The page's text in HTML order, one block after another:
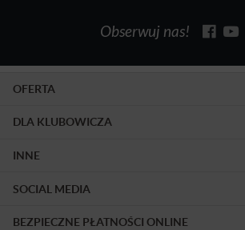
Obserwuj nas!
OFERTA
DLA KLUBOWICZA
INNE
SOCIAL MEDIA
BEZPIECZNE PŁATNOŚCI ONLINE